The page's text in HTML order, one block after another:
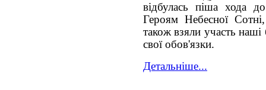
відбулась піша хода
Героям Небесної
також взяли участь
свої обов'язки.
Детальніше...